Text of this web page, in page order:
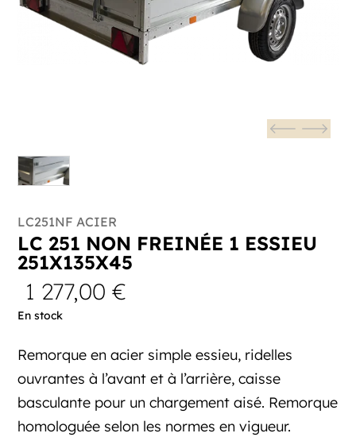
LC251NF ACIER
LC 251 NON FREINÉE 1 ESSIEU
251X135X45
1 277,00€
En stock
Remorque en acier simple essieu, ridelles
ouvrantes à l’avant et à l’arrière, caisse
basculante pour un chargement aisé. Remorque
homologuée selon les normes en vigueur.